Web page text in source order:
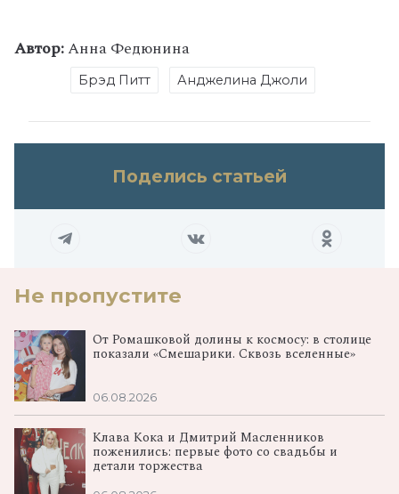
Автор:Анна Федюнина
Брэд Питт Анджелина Джоли
Поделись статьей
Не пропустите
От Ромашковой долины к космосу: в столице
показали «Смешарики. Сквозь вселенные»
06.08.2026
Клава Кока и Дмитрий Масленников
поженились: первые фото со свадьбы и
детали торжества